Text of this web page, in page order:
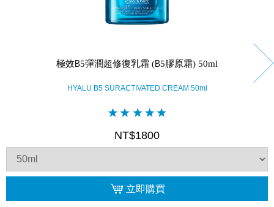
極效B5彈潤超修復乳霜 (B5膠原霜) 50ml
HYALU B5 SURACTIVATED CREAM 50ml
NT$1800
立即購買